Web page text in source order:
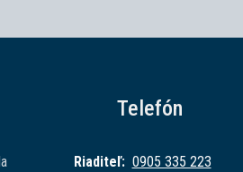
Telefón
Riaditeľ: 0905 335 223